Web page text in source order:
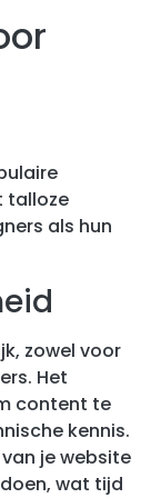
talloze
als hun
zowel voor
Het
content te
kennis.
je website
wat tijd